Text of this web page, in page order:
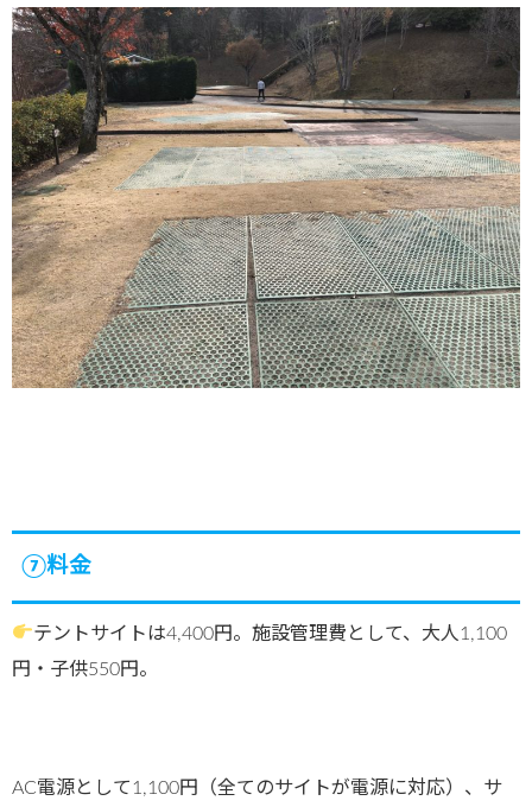
⑦料金
テントサイトは4,400円。施設管理費として、大人1,100
円・子供550円。
AC電源として1,100円（全てのサイトが電源に対応）、サ